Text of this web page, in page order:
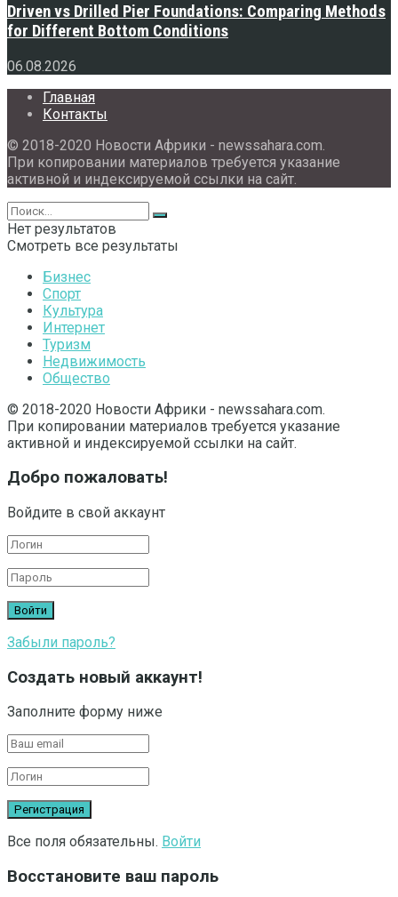
Driven vs Drilled Pier Foundations: Comparing Methods
for Different Bottom Conditions
06.08.2026
Главная
Контакты
© 2018-2020 Новости Африки - newssahara.com.
При копировании материалов требуется указание
активной и индексируемой ссылки на сайт.
Нет результатов
Смотреть все результаты
Бизнес
Спорт
Культура
Интернет
Туризм
Недвижимость
Общество
© 2018-2020 Новости Африки - newssahara.com.
При копировании материалов требуется указание
активной и индексируемой ссылки на сайт.
Добро пожаловать!
Войдите в свой аккаунт
Забыли пароль?
Создать новый аккаунт!
Заполните форму ниже
Все поля обязательны. Войти
Восстановите ваш пароль